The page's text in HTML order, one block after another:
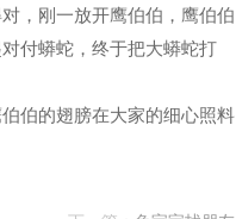
，刚一放开鹰伯伯，鹰伯伯
付蟒蛇，终于把大蟒蛇打
伯的翅膀在大家的细心照料